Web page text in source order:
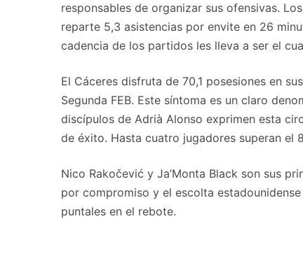
responsables de organizar sus ofensivas.
reparte 5,3 asistencias por envite en 26
cadencia de los partidos les lleva a ser el
El Cáceres disfruta de 70,1 posesiones en
Segunda FEB. Este síntoma es un claro
discípulos de Adrià Alonso exprimen esta
de éxito. Hasta cuatro jugadores superan el
Nico Rakočević y Ja’Monta Black son sus
por compromiso y el escolta
puntales en el rebote.